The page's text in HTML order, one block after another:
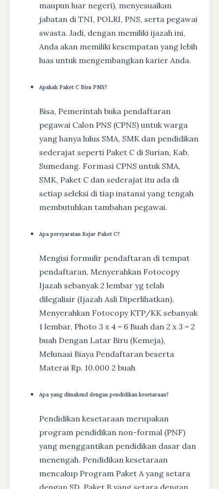
maupun luar negeri), menyesuaikan
jabatan di TNI, POLRI, PNS, serta pegawai
swasta. Jadi, dengan memiliki ijazah ini,
Anda akan memiliki kesempatan yang lebih
luas untuk mengembangkan karier Anda.
Apakah Paket C Bisa PNS?
Bisa, Pemerintah buka pendaftaran
pegawai Calon PNS (CPNS) untuk warga
yang hanya lulus SMA, SMK dan pendidikan
sederajat seperti Paket C di Surian, Kab.
Sumedang. Formasi CPNS untuk SMA,
SMK, Paket C dan sederajat itu ada di
setiap seleksi di tiap instansi yang tengah
membutuhkan tambahan pegawai.
Apa persyaratan Kejar Paket C?
Mengisi formulir pendaftaran di tempat
pendaftaran, Menyerahkan Fotocopy
Ijazah sebanyak 2 lembar yg telah
dilegalisir (Ijazah Asli Diperlihatkan),
Menyerahkan Fotocopy KTP/KK sebanyak
1 lembar, Photo 3 x 4 = 6 Buah dan 2 x 3 = 2
buah Dengan Latar Biru (Kemeja),
Melunasi Biaya Pendaftaran beserta
Materai Rp. 10.000 2 buah
Apa yang dimaksud dengan pendidikan kesetaraan?
Pendidikan kesetaraan merupakan
program pendidikan non-formal (PNF)
yang menggantikan pendidikan dasar dan
menengah. Pendidikan kesetaraan
mencakup Program Paket A yang setara